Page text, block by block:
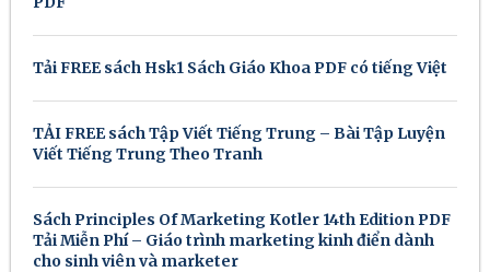
Tải FREE sách Hsk1 Sách Giáo Khoa PDF có tiếng Việt
TẢI FREE sách Tập Viết Tiếng Trung – Bài Tập Luyện
Viết Tiếng Trung Theo Tranh
Sách Principles Of Marketing Kotler 14th Edition PDF
Tải Miễn Phí – Giáo trình marketing kinh điển dành
cho sinh viên và marketer